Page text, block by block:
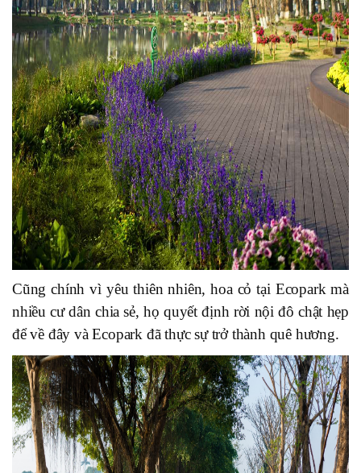
Cũng chính vì yêu thiên nhiên, hoa cỏ tại Ecopark mà
nhiều cư dân chia sẻ, họ quyết định rời nội đô chật hẹp
để về đây và Ecopark đã thực sự trở thành quê hương.